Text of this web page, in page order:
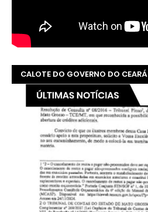
CALOTE DO GOVERNO DO CEARÁ